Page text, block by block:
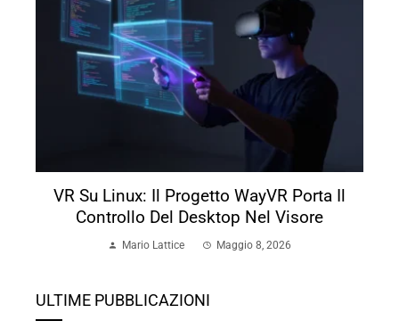
VR Su Linux: Il Progetto WayVR Porta Il
Controllo Del Desktop Nel Visore
Mario Lattice Maggio 8, 2026
ULTIME PUBBLICAZIONI